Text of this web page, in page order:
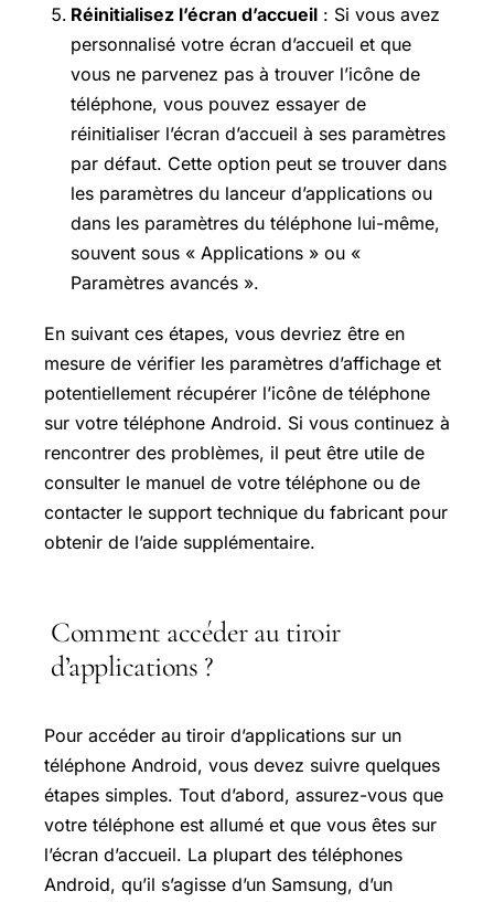
Réinitialisez l’écran d’accueil : Si vous avez
personnalisé votre écran d’accueil et que
vous ne parvenez pas à trouver l’icône de
téléphone, vous pouvez essayer de
réinitialiser l’écran d’accueil à ses paramètres
par défaut. Cette option peut se trouver dans
les paramètres du lanceur d’applications ou
dans les paramètres du téléphone lui-même,
souvent sous « Applications » ou «
Paramètres avancés ».
En suivant ces étapes, vous devriez être en
mesure de vérifier les paramètres d’affichage et
potentiellement récupérer l’icône de téléphone
sur votre téléphone Android. Si vous continuez à
rencontrer des problèmes, il peut être utile de
consulter le manuel de votre téléphone ou de
contacter le support technique du fabricant pour
obtenir de l’aide supplémentaire.
Comment accéder au tiroir
d’applications ?
Pour accéder au tiroir d’applications sur un
téléphone Android, vous devez suivre quelques
étapes simples. Tout d’abord, assurez-vous que
votre téléphone est allumé et que vous êtes sur
l’écran d’accueil. La plupart des téléphones
Android, qu’il s’agisse d’un Samsung, d’un